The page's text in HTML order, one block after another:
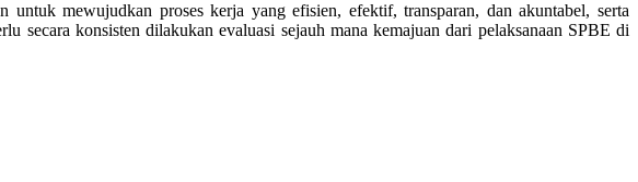
untuk mewujudkan proses kerja yang efisien, efektif, transparan, dan akuntabel, serta
secara konsisten dilakukan evaluasi sejauh mana kemajuan dari pelaksanaan SPBE di